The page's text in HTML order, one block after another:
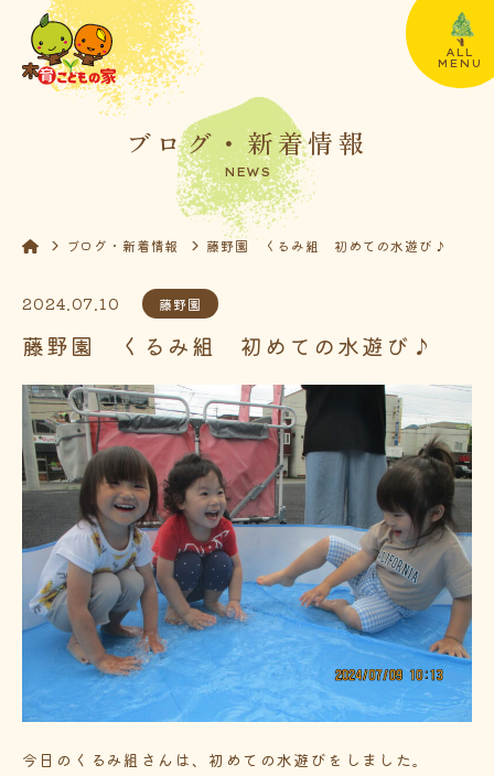
ALL
MENU
ブログ・新着情報
NEWS
ブログ・新着情報 藤野園 くるみ組 初めての水遊び♪
2024.07.10 藤野園
藤野園 くるみ組 初めての水遊び♪
今日のくるみ組さんは、初めての水遊びをしました。